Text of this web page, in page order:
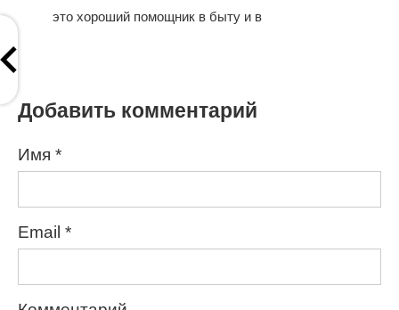
это хороший помощник в быту и в
Добавить комментарий
Имя *
Email *